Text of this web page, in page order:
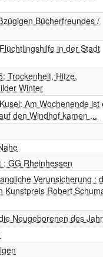
Bücherfreundes /
in der Stadt
Trockenheit, Hitze,
Winter
Am Wochenende ist
den Windhof kamen ...
GG Rheinhessen
Verunsicherung :
Kunstpreis Robert
Neugeborenen des